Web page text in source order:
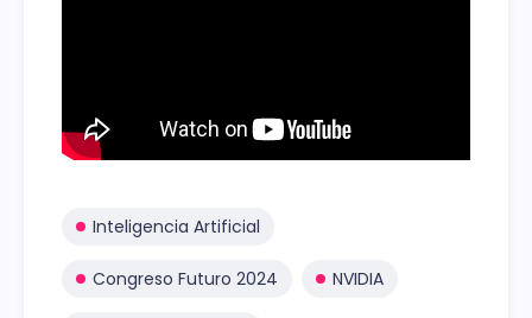
Inteligencia Artificial
Congreso Futuro 2024 NVIDIA